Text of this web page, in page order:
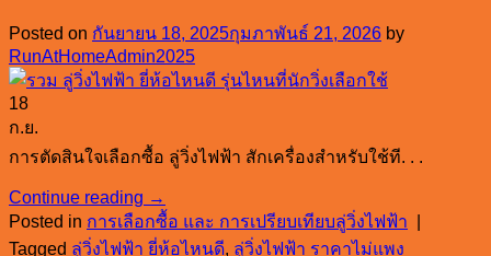
Posted on กันยายน 18, 2025กุมภาพันธ์ 21, 2026 by
RunAtHomeAdmin2025
18
ก.ย.
การตัดสินใจเลือกซื้อ ลู่วิ่งไฟฟ้า สักเครื่องสำหรับใช้ที. . .
Continue reading →
Posted in การเลือกซื้อ และ การเปรียบเทียบลู่วิ่งไฟฟ้า
Tagged ลู่วิ่งไฟฟ้า ยี่ห้อไหนดี, ลู่วิ่งไฟฟ้า ราคาไม่แพง